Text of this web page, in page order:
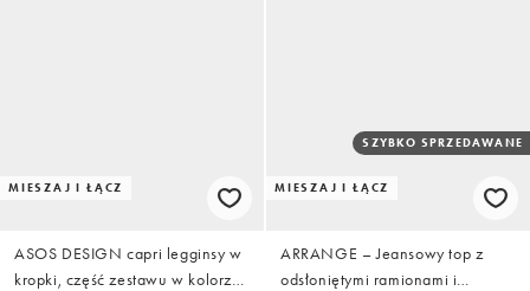
MIESZAJ I ŁĄCZ
ASOS DESIGN capri legginsy w
kropki, część zestawu w kolorze
MIESZAJ I ŁĄCZ
SZYBKO SPRZEDAWANE
ARRANGE – Jeansowy top z
odsłoniętymi ramionami i